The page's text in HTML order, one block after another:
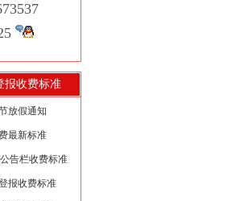
报收费标准
放假通知
最新标准
告栏收费标准
报收费标准